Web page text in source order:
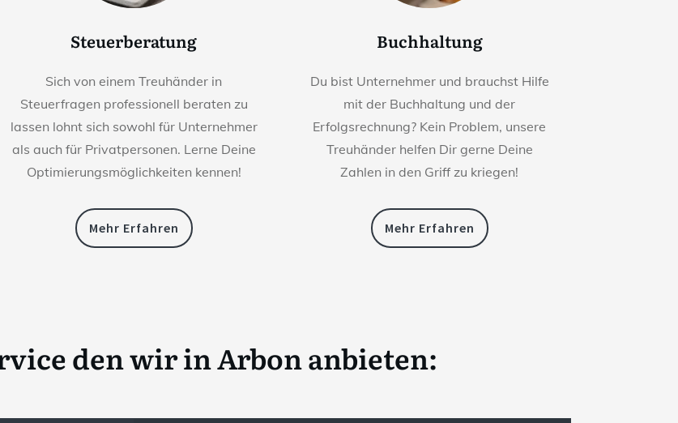
Steuerberatung
Sich von einem Treuhänder in
Steuerfragen professionell beraten zu
lassen lohnt sich sowohl für Unternehmer
als auch für Privatpersonen. Lerne Deine
Optimierungsmöglichkeiten kennen!
Mehr Erfahren
Buchhaltung
Du bist Unternehmer und brauchst Hilfe
mit der Buchhaltung und der
Erfolgsrechnung? Kein Problem, unsere
Treuhänder helfen Dir gerne Deine
Zahlen in den Griff zu kriegen!
Mehr Erfahren
den wir inArbon anbieten: